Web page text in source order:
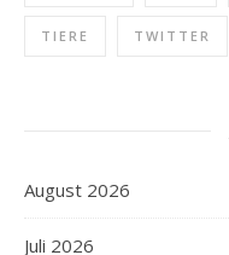
TIERE TWITTER
August 2026
Juli 2026